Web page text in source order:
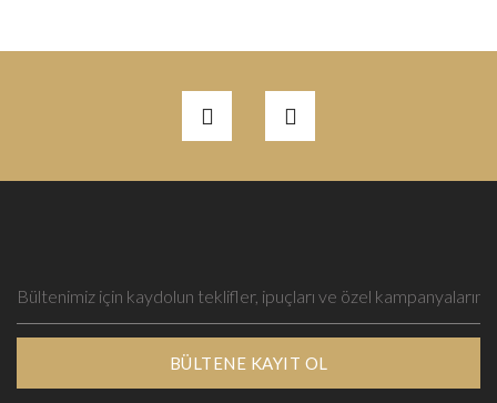
BÜLTENE KAYIT OL